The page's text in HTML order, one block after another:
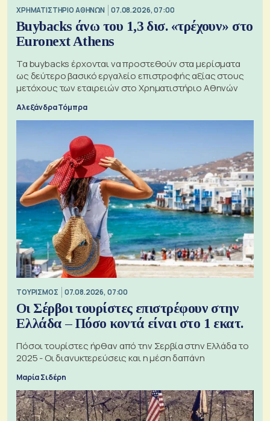
XΡΗΜΑΤΙΣΤΗΡΙΟ ΑΘΗΝΩΝ 07.08.2026, 07:00
Buybacks άνω του 1,3 δισ. «τρέχουν» στο
Euronext Athens
Τα buybacks έρχονται να προστεθούν στα μερίσματα
ως δεύτερο βασικό εργαλείο επιστροφής αξίας στους
μετόχους των εταιρειών στο Χρηματιστήριο Αθηνών
Αλεξάνδρα Τόμπρα
ΤΟΥΡΙΣΜΟΣ 07.08.2026, 07:00
Οι Σέρβοι τουρίστες επιστρέφουν στην
Ελλάδα – Πόσο κοντά είναι στο 1 εκατ.
Πόσοι τουρίστες ήρθαν από την Σερβία στην Ελλάδα το
2025 - Οι διανυκτερεύσεις και η μέση δαπάνη
Μαρία Σιδέρη